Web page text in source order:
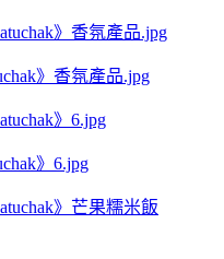
》香氛產品.jpg
》6.jpg